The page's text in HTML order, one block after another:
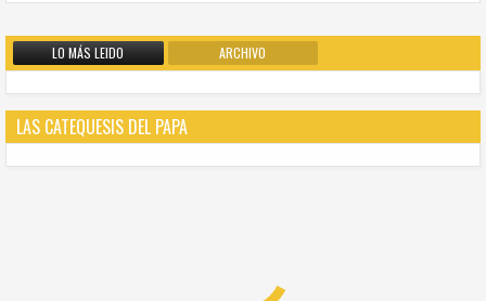
LO MÁS LEIDO ARCHIVO
LAS CATEQUESIS DEL PAPA